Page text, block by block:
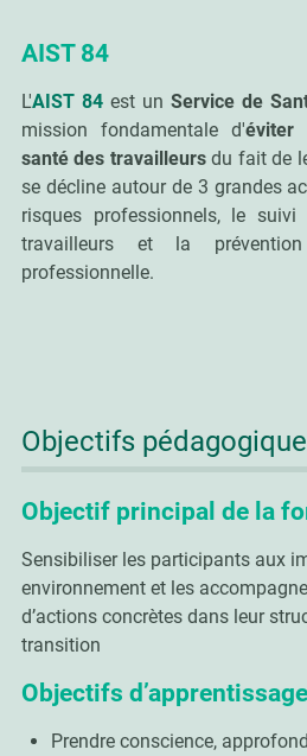
AIST 84
L'AIST 84est un Service de
mission fondamentale d'éviter
santé des travailleursdu fait de
se décline autour de 3 grandes
risques professionnels, le
travailleurs et la
professionnelle.
Objectifs
Objectif principal de la
Sensibiliser les participants aux
environnement et les
d’actions concrètes dans leur
transition
Objectifs d’apprentissage
Prendre conscience,